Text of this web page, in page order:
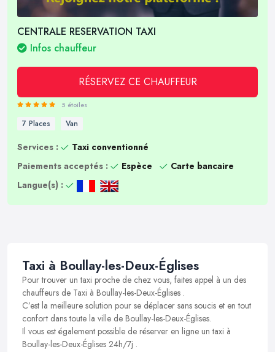
CENTRALE RESERVATION TAXI
Infos chauffeur
RÉSERVEZ CE CHAUFFEUR
5 étoiles
7 Places Van
Services :
Taxi conventionné
Paiements acceptés :
Espèce
Carte bancaire
Langue(s) :
Taxi à Boullay-les-Deux-Églises
Pour trouver un taxi proche de chez vous, faites appel à un des
chauffeurs de Taxi à Boullay-les-Deux-Églises .
C’est la meilleure solution pour se déplacer sans soucis et en tout
confort dans toute la ville de Boullay-les-Deux-Églises.
Il vous est également possible de réserver en ligne un taxi à
Boullay-les-Deux-Églises 24h/7j .